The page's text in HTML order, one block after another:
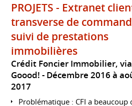
PROJETS - Extranet
transverse de
suivi de prestations
immobilières
Crédit Foncier Immobilier, via
Goood!
Décembre 2016 à
2017
Problématique : CFI a